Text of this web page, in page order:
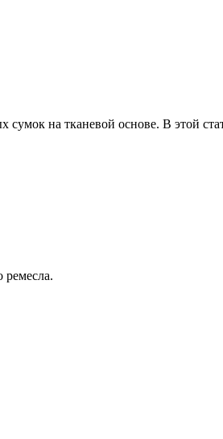
на тканевой основе. В этой
ремесла.